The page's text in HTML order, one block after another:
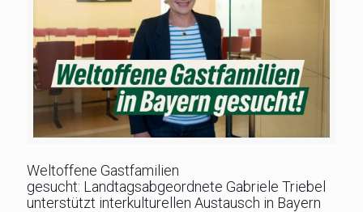
Weltoffene Gastfamilien
gesucht: Landtagsabgeordnete Gabriele Triebel
‍unterstützt interkulturellen Austausch ‍in ‍Bayern